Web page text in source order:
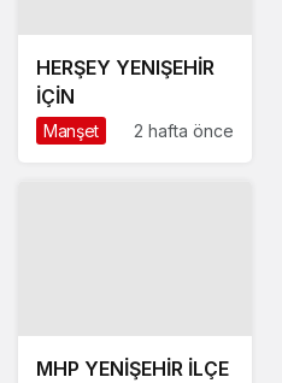
HERŞEY YENIŞEHİR
İÇİN
Manşet 2 hafta önce
MHP YENİŞEHİR İLÇE